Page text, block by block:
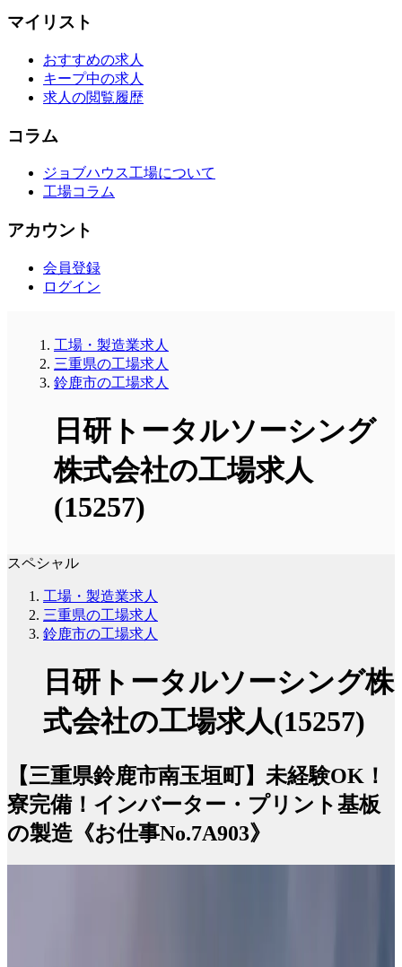
マイリスト
おすすめの求人
キープ中の求人
求人の閲覧履歴
コラム
ジョブハウス工場について
工場コラム
アカウント
会員登録
ログイン
工場・製造業求人
三重県の工場求人
鈴鹿市の工場求人
日研トータルソーシング
株式会社の工場求人
(15257)
スペシャル
工場・製造業求人
三重県の工場求人
鈴鹿市の工場求人
日研トータルソーシング株
式会社の工場求人(15257)
【三重県鈴鹿市南玉垣町】未経験OK！
寮完備！インバーター・プリント基板
の製造《お仕事No.7A903》